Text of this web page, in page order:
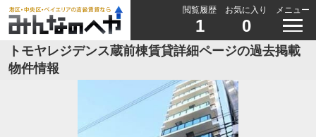
閲覧履歴
1
お気に入り
0
メニュー
トモヤレジデンス蔵前棟賃貸詳細ページの過去掲載
物件情報